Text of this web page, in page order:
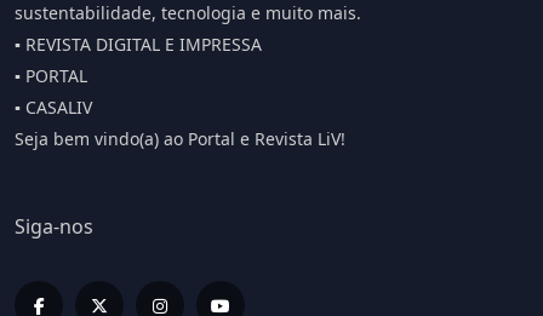
sustentabilidade, tecnologia e muito mais.
▪️ REVISTA DIGITAL E IMPRESSA
▪️ PORTAL
▪️ CASALIV
Seja bem vindo(a) ao Portal e Revista LiV!
Siga-nos